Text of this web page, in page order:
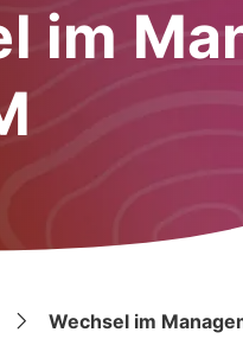
im
Wechsel im